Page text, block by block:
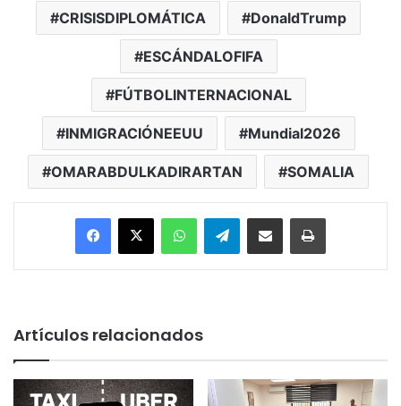
CRISISDIPLOMÁTICA DonaldTrump
ESCÁNDALOFIFA
FÚTBOLINTERNACIONAL
INMIGRACIÓNEEUU Mundial2026
OMARABDULKADIRARTAN SOMALIA
Facebook
X WhatsAppTelegramEnviar vía email Imprimir
Artículos relacionados